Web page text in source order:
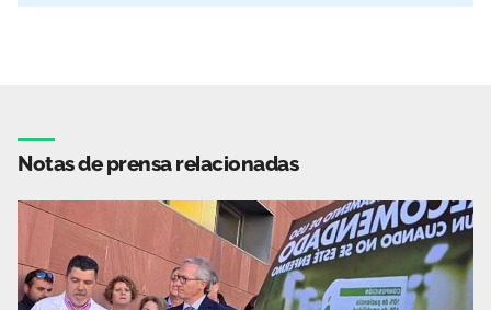
Notas de prensa relacionadas